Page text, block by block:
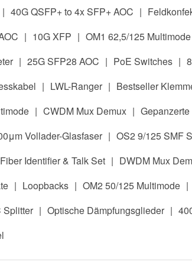
| 40G QSFP+ to 4x SFP+ AOC |
| 10G XFP | OM1 62,5/125 Multimode
| 25G SFP28 AOC | PoE Switches |
| LWL-Ranger | Bestseller
| CWDM Mux Demux |
Vollader-Glasfaser | OS2 9/125 SMF
Fiber Identifier & Talk Set | DWDM Mux
| Loopbacks | OM2 50/125 Multimode |
Splitter | Optische Dämpfungsglieder |